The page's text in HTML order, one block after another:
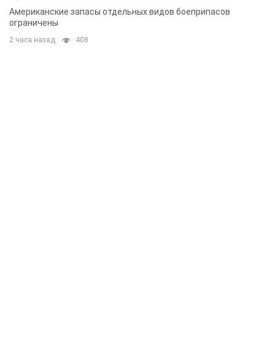
Американские запасы отдельных видов боеприпасов
ограничены
2 часа назад 408